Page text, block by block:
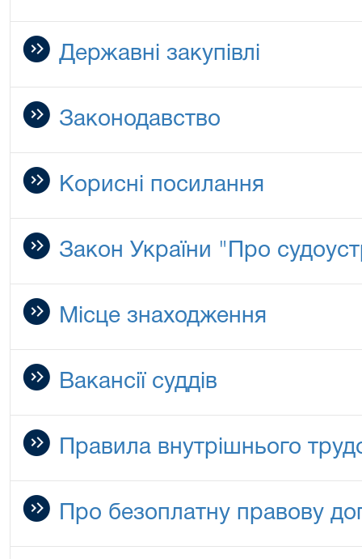
Державні закупівлі
Законодавство
Корисні посилання
Закон України "Про
Місце знаходження
Вакансії суддів
Правила внутрішнього
Про безоплатну правову